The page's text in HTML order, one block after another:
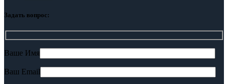
Задать вопрос:
Ваше Имя
Ваш Email